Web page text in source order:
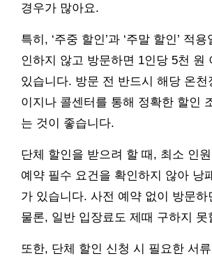
경우가 많아요.
특히, ‘주중 할인’과 ‘주말 할인’ 적
인하지 않고 방문하면 1인당 5천 원
있습니다. 방문 전 반드시 해당 온천
이지나 콜센터를 통해 정확한 할인
는 것이 좋습니다.
단체 할인을 받으려 할 때, 최소 인
예약 필수 요건을 확인하지 않아 낭
가 있습니다. 사전 예약 없이 방문하
물론, 일반 입장료도 제때 구하지 못
또한, 단체 할인 신청 시 필요한 서